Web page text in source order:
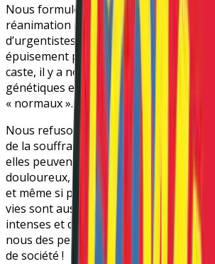
Nous formulons l’hypothèse
réanimation ne sera pas utilisée sur
d’urgentistes et professionnel·le·s de
épuisement professionnel. Non, c’est
caste, il y a nous les malades
génétiques et cérébrales, et le reste des
« normaux ».
Nous refusons de réduire nos
de la souffrance. Nos vies ont de la
elles peuvent parfois comporter des
douloureux, des opportunités et des
et même si parfois on en porte encore
vies sont aussi remplies de moments
intenses et de création. Ce n’est pas
nous des personnes à part, mais c’est
de société !